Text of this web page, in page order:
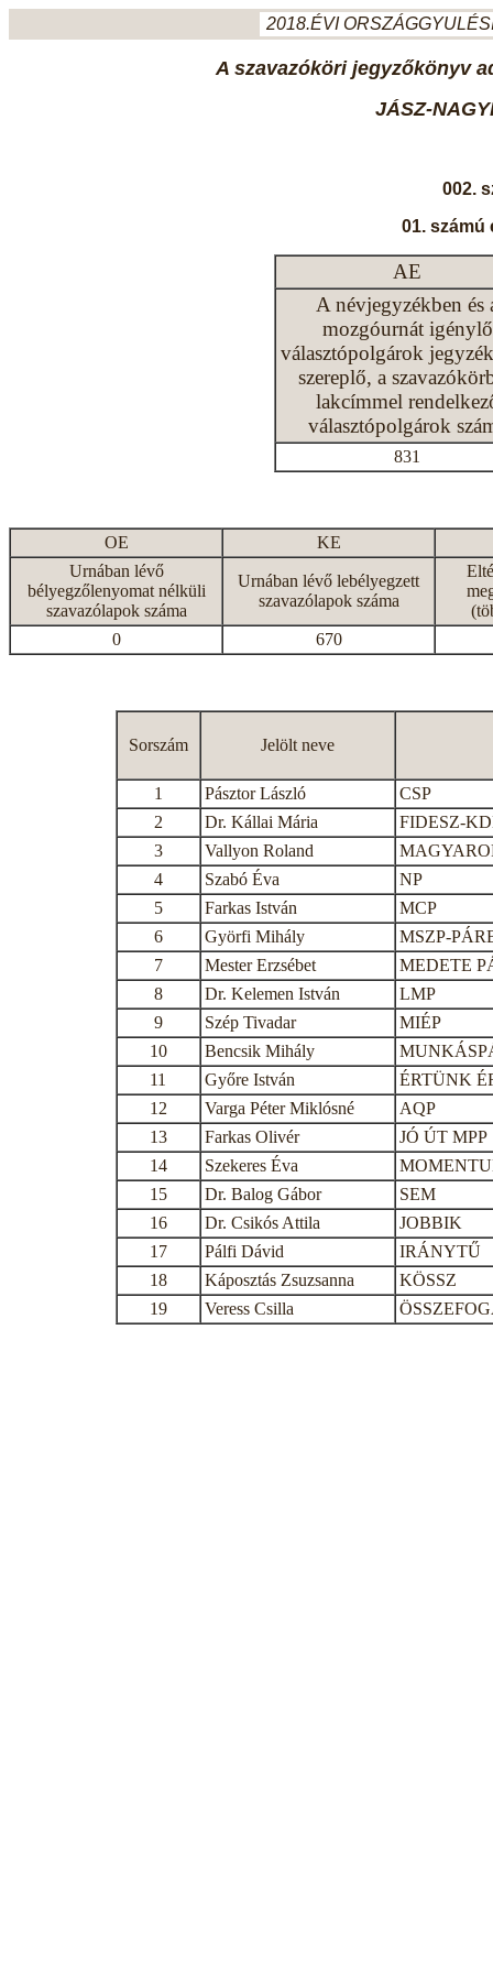
2018.ÉVI
A szavazóköri jegyzőkönyv
JÁSZ-
002.
01. számú
AE
A névjegyzékben és
mozgóurnát igénylő
választópolgárok
szereplő, a
lakcímmel
választópolgárok
831
OE
KE
Urnában lévő
bélyegzőlenyomat nélküli
szavazólapok száma
Urnában lévő lebélyegzett
szavazólapok száma
0
670
Sorszám Jelölt neve
1 Pásztor László
CSP
2
Dr. Kállai Mária
FIDESZ-
3
Vallyon Roland
4
Szabó Éva
NP
5
Farkas István
MCP
6
Györfi Mihály
MSZP-
7
Mester Erzsébet
MEDETE
8
Dr. Kelemen István
LMP
9
Szép Tivadar
MIÉP
10
Bencsik Mihály
11
Győre István
ÉRTÜNK
12
Varga Péter Miklósné
AQP
13
Farkas Olivér
JÓ ÚT MPP
14
Szekeres Éva
15
Dr. Balog Gábor
SEM
16
Dr. Csikós Attila
JOBBIK
17
Pálfi Dávid
IRÁNYTŰ
18
Káposztás Zsuzsanna
KÖSSZ
19
Veress Csilla